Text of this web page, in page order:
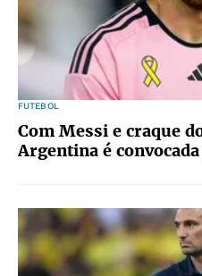
FUTEBOL
Com Messi e craque
Argentina é